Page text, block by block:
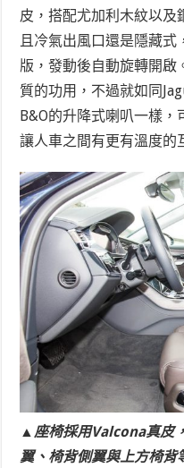
皮，搭配尤加利木紋以及
且冷氣出風口還是隱藏式
版，發動後自動旋轉開啟
質的功用，不過就如同
B&O的升降式喇叭一樣，
讓人車之間有更有溫度的
▲座椅採用Valcona真皮
翼、椅背側翼與上方椅背